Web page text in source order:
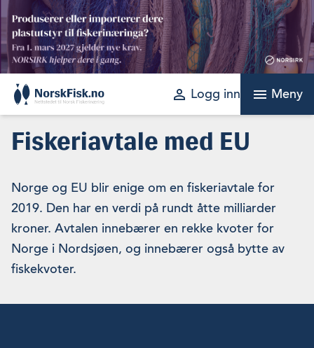
Skip
content
perm_identity Logg inn menu Meny
Fiskeriavtale med EU
Norge og EU blir enige om en fiskeriavtale for
2019. Den har en verdi på rundt åtte milliarder
kroner. Avtalen innebærer en rekke kvoter for
Norge i Nordsjøen, og innebærer også bytte av
fiskekvoter.